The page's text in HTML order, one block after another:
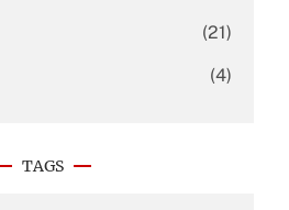
(21)
(4)
TAGS